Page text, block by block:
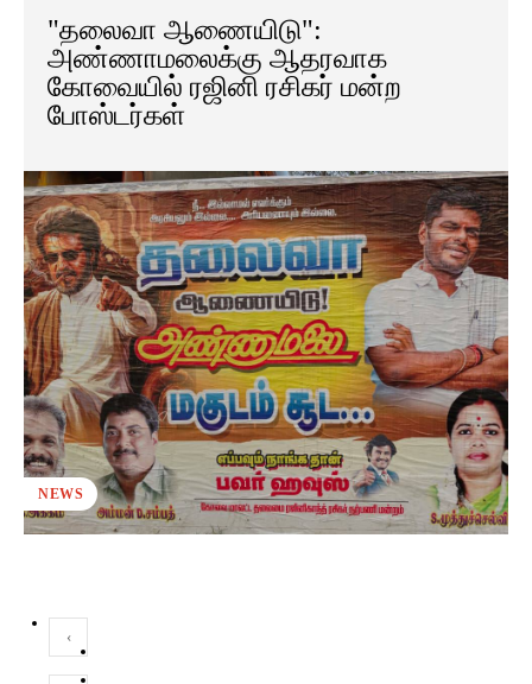
"தலைவா ஆணையிடு":
அண்ணாமலைக்கு ஆதரவாக
கோவையில் ரஜினி ரசிகர் மன்ற
போஸ்டர்கள்
NEWS
‹